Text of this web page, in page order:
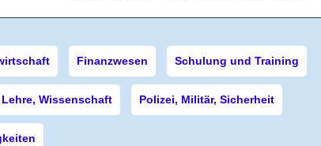
Finanzwesen Schulung und Training
Wissenschaft Polizei, Militär, Sicherheit